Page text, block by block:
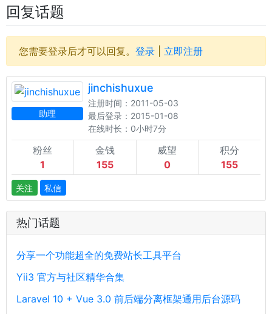
回复话题
您需要登录后才可以回复。 登录 立即注册
助理
jinchishuxue
注册时间：2011-05-03
最后登录：2015-01-08
在线时长：0小时7分
粉丝
1
金钱
155
威望
0
积分
155
关注 私信
热门话题
分享一个功能超全的免费站长工具平台
Yii3 官方与社区精华合集
Laravel 10 + Vue 3.0 前后端分离框架通用后台源码